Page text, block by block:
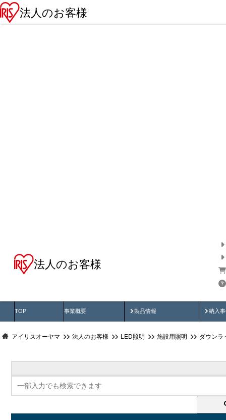
法人のお客様
法人のお客様
TOP 事業概要 製品情報
製品動画 納入
納
アイリスオーヤマ 法人のお客様 LED照明 施設用照明 ダウンラ